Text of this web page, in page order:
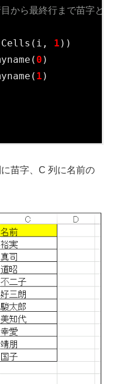
ら最終行まで苗字と
1 ))
0 )
1 )
苗字、C 列に名前の